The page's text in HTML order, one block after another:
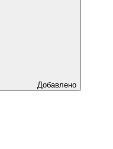
Добавлено